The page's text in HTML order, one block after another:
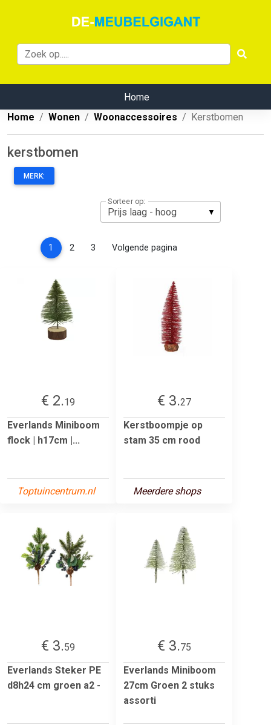
Home
Home
Wonen Woonaccessoires Kerstbomen
kerstbomen
MERK:
Sorteer op:
1 (current)
2 3 Volgende pagina
€ 2.19
Everlands Miniboom
flock | h17cm |...
Toptuincentrum.nl
€ 3.27
Kerstboompje op
stam 35 cm rood
Meerdere shops
€ 3.59
Everlands Steker PE
d8h24 cm groen a2 -
€ 3.75
Everlands Miniboom
27cm Groen 2 stuks
assorti